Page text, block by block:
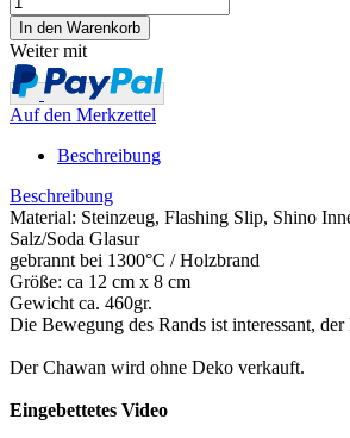
Weiter mit
Auf den Merkzettel
Beschreibung
Beschreibung
Material: Steinzeug, Flashing Slip, Shino
Salz/Soda Glasur
gebrannt bei 1300°C / Holzbrand
Größe: ca 12 cm x 8 cm
Gewicht ca. 460gr.
Die Bewegung des Rands ist interessant, der
Der Chawan wird ohne Deko verkauft.
Eingebettetes Video